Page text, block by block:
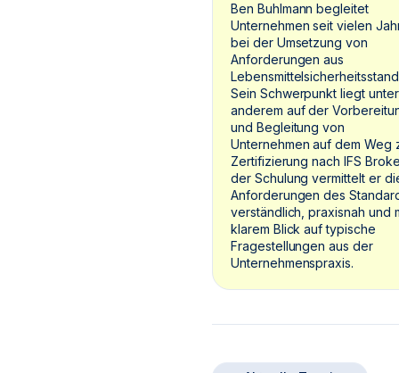
Ben Buhlmann begleitet
Unternehmen seit vielen
bei der Umsetzung von
Anforderungen aus
Sein Schwerpunkt liegt unter
anderem auf der
und Begleitung von
Unternehmen auf dem Weg
Zertifizierung nach IFS
der Schulung vermittelt er
Anforderungen des
verständlich, praxisnah und
klarem Blick auf typische
Fragestellungen aus der
Unternehmenspraxis.